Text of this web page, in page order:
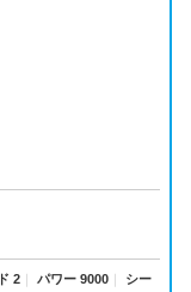
2 ｜ パワー 9000 ｜
シー